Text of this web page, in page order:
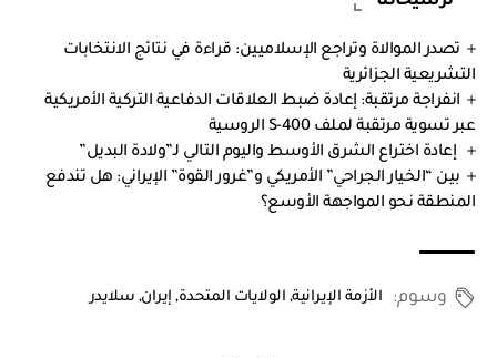
تصدر الموالاة وتراجع الإسلاميين: قراءة في نتائج الانتخابات
التشريعية الجزائرية
انفراجة مرتقبة: إعادة ضبط العلاقات الدفاعية التركية الأمريكية
عبر تسوية مرتقبة لملف S-400 الروسية
إعادة اختراع الشرق الأوسط واليوم التالي لـ”ولادة البديل”
بين “الخيار الجراحي” الأمريكي و”غرور القوة” الإيراني: هل تندفع
المنطقة نحو المواجهة الأوسع؟
وسوم: الأزمة الإيرانية,الولايات المتحدة,إيران,سلايدر